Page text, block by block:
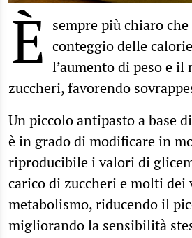
È sempre più chiaro
conteggio delle
l’aumento di peso e
zuccheri, favorendo
Un piccolo antipasto a base
è in grado di modificare in
riproducibile i valori di
carico di zuccheri e molti
metabolismo, riducendo il
migliorando la sensibilità